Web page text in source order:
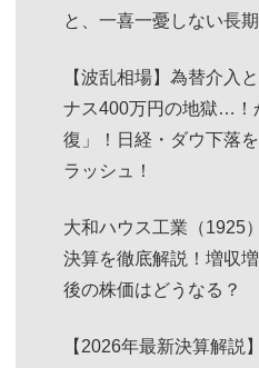
と、一喜一憂しない長
【波乱相場】為替介入
ナス400万円の地獄…！
復」！日経・ダウ下落
ラッシュ！
大和ハウス工業（1925
決算を徹底解説！増収
後の株価はどうなる？
【2026年最新決算解説